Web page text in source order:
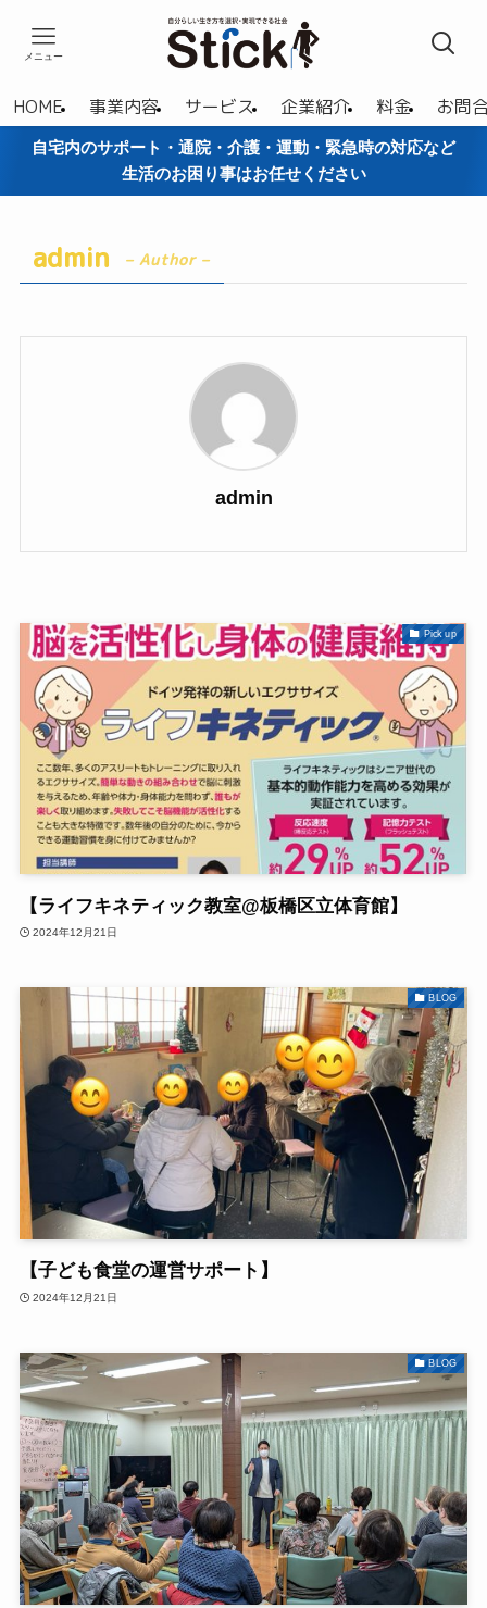
メニュー
HOME 事業内容 サービス 企業紹介 料金 お問
自宅内のサポート・通院・介護・運動・緊急時の対応など
生活のお困り事はお任せください
admin – Author –
admin
Pick up
【ライフキネティック教室@板橋区立体育館】
2024年12月21日
BLOG
【子ども食堂の運営サポート】
2024年12月21日
BLOG